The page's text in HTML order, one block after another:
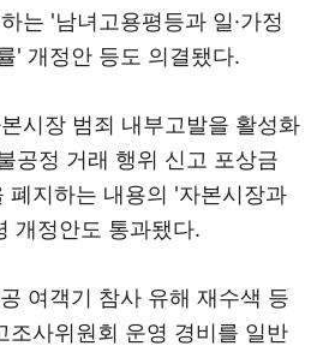
는 '남녀고용평등과 일·가정
' 개정안 등도 의결됐다.
시장 범죄 내부고발을 활성화
공정 거래 행위 신고 포상금
폐지하는 내용의 '자본시장과
개정안도 통과됐다.
여객기 참사 유해 재수색 등
조사위원회 운영 경비를 일반